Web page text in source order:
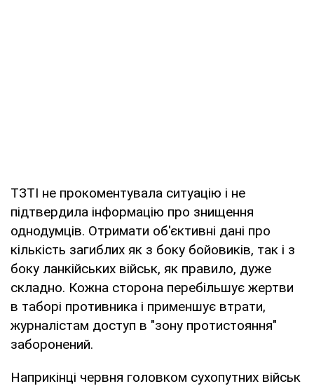
ТЗТІ не прокоментувала ситуацію і не
підтвердила інформацію про знищення
однодумців. Отримати об'єктивні дані про
кількість загиблих як з боку бойовиків, так і з
боку ланкійських військ, як правило, дуже
складно. Кожна сторона перебільшує жертви
в таборі противника і применшує втрати,
журналістам доступ в "зону протистояння"
заборонений.
Наприкінці червня головком сухопутних військ